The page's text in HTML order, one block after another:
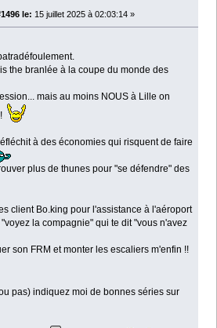
le: 15 juillet 2025 à 02:03:14 »
the branlée à la coupe du monde des
mais au moins NOUS à Lille on
à des économies qui risquent de faire
plus de thunes pour "se défendre" des
client Bo.king pour l'assistance à l'aéroport
la compagnie" qui te dit "vous n'avez
son FRM et monter les escaliers m'enfin !!
pas) indiquez moi de bonnes séries sur